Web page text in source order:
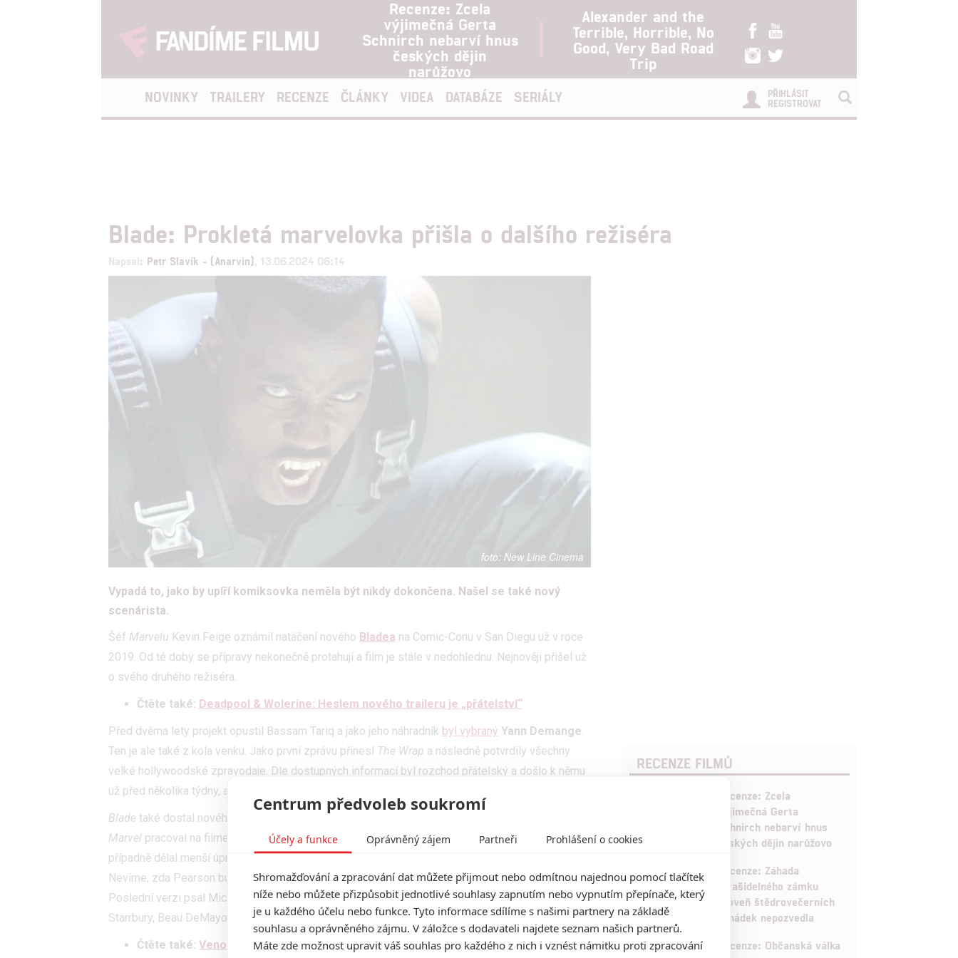
Recenze: Zcela
výjimečná Gerta
Schnirch nebarví hnus
českých dějin
narůžovo
Alexander and the
Terrible, Horrible, No
Good, Very Bad Road
Trip
NOVINKY TRAILERY RECENZE ČLÁNKY VIDEA DATABÁZE SERIÁLY
PŘIHLÁSIT
REGISTROVAT
Blade: Prokletá marvelovka přišla o dalšího režiséra
Napsal: Petr Slavík - (Anarvin) , 13.06.2024 06:14
New Line Cinema
Vypadá to, jako by upíří komiksovka neměla být nikdy dokončena. Našel se také nový
scenárista.
Šéf Marvelu Kevin Feige oznámil natáčení nového Bladea na Comic-Conu v San Diegu už v roce
2019. Od té doby se přípravy nekonečně protahují a film je stále v nedohlednu. Nejnověji přišel už
o svého druhého režiséra.
Čtěte také: Deadpool & Wolerine: Heslem nového traileru je „přátelství“
Před dvěma lety projekt opustil Bassam Tariq a jako jeho náhradník byl vybraný Yann Demange.
Ten je ale také z kola venku. Jako první zprávu přinesl The Wrap a následně potvrdily všechny
velké hollywoodské zpravodaje. Dle dostupných informací byl rozchod přátelský a došlo k němu
už před několika týdny, akorát se informace dostala na veřejnost teprve teď.
Blade také dostal nového scenáristu. Nejnověji se projektu ujal
Marvel pracoval na filmech Thor: Ragnarok, Black Widow, Thunderbolts
Fantastická čtyřka
případně dělal menší úpravy
Ant-Mana, Spider-Mana: Homecoming, Infinity War
Nevíme, zda Pearson bude psát snímek znovu od začátku nebo upravovat dosavadní scénář.
Poslední verzi psal Michael Green, před ním novéhoBladeapsali Nic Pizzolatto, Michael
Starrbury, Beau DeMayo a Stacy Osei-Kuffour.
Čtěte také: Venom: Poslední tanec – Kůň/Venom v prvním traileru
RECENZE FILMŮ
Recenze: Zcela
výjimečná Gerta
Schnirch nebarví hnus
českých dějin narůžovo
5
Recenze: Záhada
strašidelného zámku
úroveň štědrovečerních
pohádek nepozvedla
Recenze: Občanská válka
Centrum předvoleb soukromí
Účely a funkce Oprávněný zájem Partneři Prohlášení o cookies
Shromažďování a zpracování dat můžete přijmout nebo odmítnou najednou pomocí tlačítek
níže nebo můžete přizpůsobit jednotlivé souhlasy zapnutím nebo vypnutím přepínače, který
je u každého účelu nebo funkce. Tyto informace sdílíme s našimi partnery na základě
souhlasu a oprávněného zájmu. V záložce s dodavateli najdete seznam našich partnerů.
Máte zde možnost upravit váš souhlas pro každého z nich i vznést námitku proti zpracování